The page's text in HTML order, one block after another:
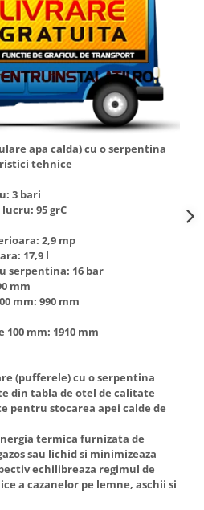
A.C.M.
12000
18000
24000
apa calda) cu o serpentina
tehnice
3 bari
95 grC
2,9 mp
17,9 l
serpentina: 16 bar
mm
mm: 990 mm
mm: 1910 mm
(pufferele) cu o serpentina
din tabla de otel de calitate
pentru stocarea apei calde de
termica furnizata de
sau lichid si minimizeaza
echilibreaza regimul de
a cazanelor pe lemne, aschii si